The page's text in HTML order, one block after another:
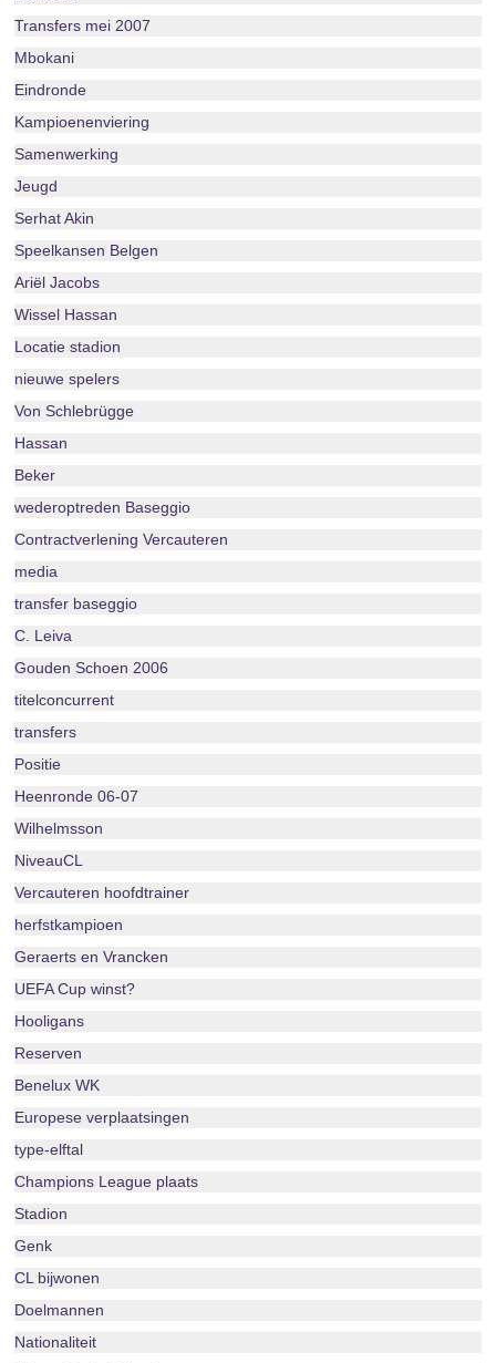
Transfers mei 2007
Mbokani
Eindronde
Kampioenenviering
Samenwerking
Jeugd
Serhat Akin
Speelkansen Belgen
Ariël Jacobs
Wissel Hassan
Locatie stadion
nieuwe spelers
Von Schlebrügge
Hassan
Beker
wederoptreden Baseggio
Contractverlening Vercauteren
media
transfer baseggio
C. Leiva
Gouden Schoen 2006
titelconcurrent
transfers
Positie
Heenronde 06-07
Wilhelmsson
NiveauCL
Vercauteren hoofdtrainer
herfstkampioen
Geraerts en Vrancken
UEFA Cup winst?
Hooligans
Reserven
Benelux WK
Europese verplaatsingen
type-elftal
Champions League plaats
Stadion
Genk
CL bijwonen
Doelmannen
Nationaliteit